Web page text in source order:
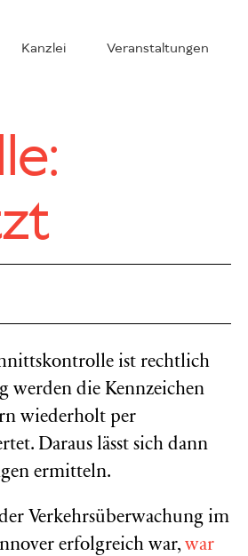
Kanzlei Veranstaltungen
ist rechtlich
werden die Kennzeichen
wiederholt per
Daraus lässt sich dann
ermitteln.
Verkehrsüberwachung im
erfolgreich war,war